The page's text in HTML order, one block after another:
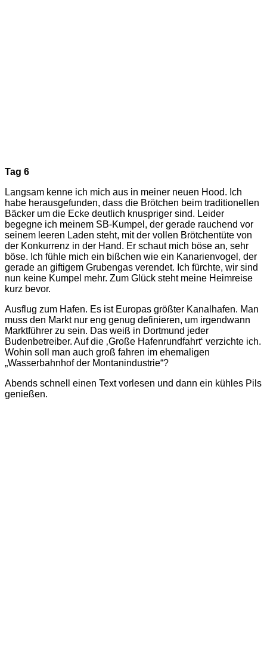
Tag 6
Langsam kenne ich mich aus in meiner neuen Hood. Ich
habe herausgefunden, dass die Brötchen beim traditionellen
Bäcker um die Ecke deutlich knuspriger sind. Leider
begegne ich meinem SB-Kumpel, der gerade rauchend vor
seinem leeren Laden steht, mit der vollen Brötchentüte von
der Konkurrenz in der Hand. Er schaut mich böse an, sehr
böse. Ich fühle mich ein bißchen wie ein Kanarienvogel, der
gerade an giftigem Grubengas verendet. Ich fürchte, wir sind
nun keine Kumpel mehr. Zum Glück steht meine Heimreise
kurz bevor.
Ausflug zum Hafen. Es ist Europas größter Kanalhafen. Man
muss den Markt nur eng genug definieren, um irgendwann
Marktführer zu sein. Das weiß in Dortmund jeder
Budenbetreiber. Auf die ‚Große Hafenrundfahrt‘ verzichte ich.
Wohin soll man auch groß fahren im ehemaligen
„Wasserbahnhof der Montanindustrie“?
Abends schnell einen Text vorlesen und dann ein kühles Pils
genießen.